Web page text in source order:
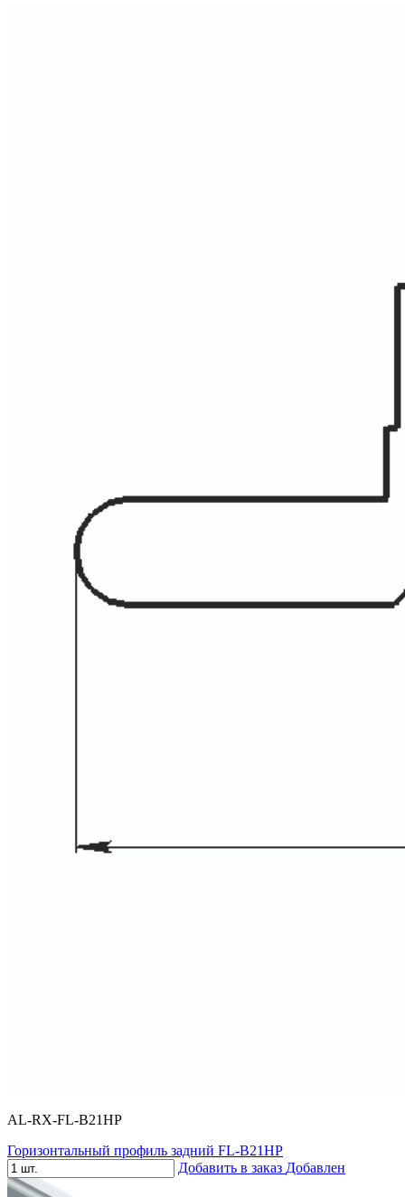
AL-RX-FL-B21HP
Горизонтальный профиль задний FL-B21HP
Добавить в заказ Добавлен